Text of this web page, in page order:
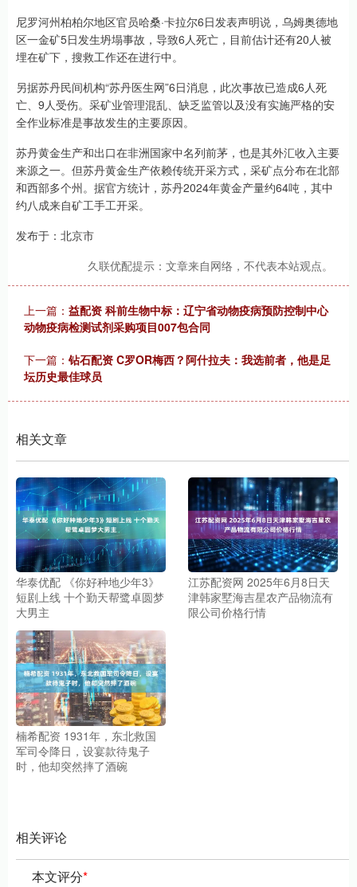
尼罗河州柏柏尔地区官员哈桑·卡拉尔6日发表声明说，乌姆奥德地
区一金矿5日发生坍塌事故，导致6人死亡，目前估计还有20人被
埋在矿下，搜救工作还在进行中。
另据苏丹民间机构“苏丹医生网”6日消息，此次事故已造成6人死
亡、9人受伤。采矿业管理混乱、缺乏监管以及没有实施严格的安
全作业标准是事故发生的主要原因。
苏丹黄金生产和出口在非洲国家中名列前茅，也是其外汇收入主要
来源之一。但苏丹黄金生产依赖传统开采方式，采矿点分布在北部
和西部多个州。据官方统计，苏丹2024年黄金产量约64吨，其中
约八成来自矿工手工开采。
发布于：北京市
久联优配提示：文章来自网络，不代表本站观点。
上一篇： 益配资 科前生物中标：辽宁省动物疫病预防控制中心
动物疫病检测试剂采购项目007包合同
下一篇： 钻石配资 C罗OR梅西？阿什拉夫：我选前者，他是足
坛历史最佳球员
相关文章
华泰优配 《你好种地少年3》
短剧上线 十个勤天帮鹭卓圆梦
大男主
江苏配资网 2025年6月8日天
津韩家墅海吉星农产品物流有
限公司价格行情
楠希配资 1931年，东北救国
军司令降日，设宴款待鬼子
时，他却突然摔了酒碗
相关评论
本文评分*